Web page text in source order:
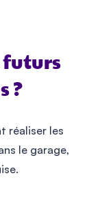
futurs
?
réaliser les
le garage,